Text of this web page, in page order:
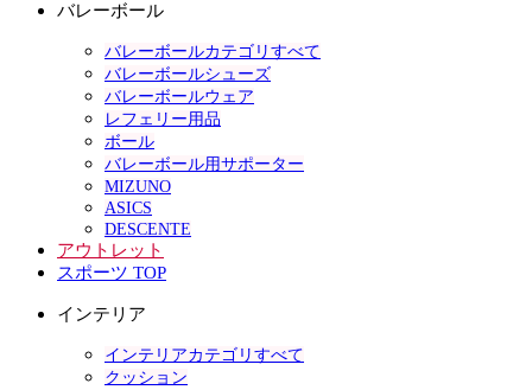
バレーボール
バレーボールカテゴリすべて
バレーボールシューズ
バレーボールウェア
レフェリー用品
ボール
バレーボール用サポーター
MIZUNO
ASICS
DESCENTE
アウトレット
スポーツ TOP
インテリア
インテリアカテゴリすべて
クッション